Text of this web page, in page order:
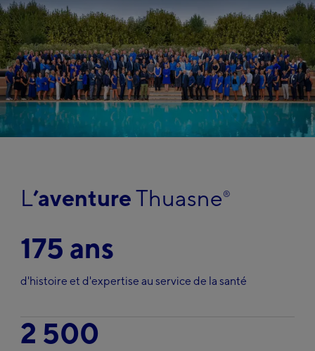
L’aventureThuasne ®
175 ans
d'histoire et d'expertise au service de la santé
2 500